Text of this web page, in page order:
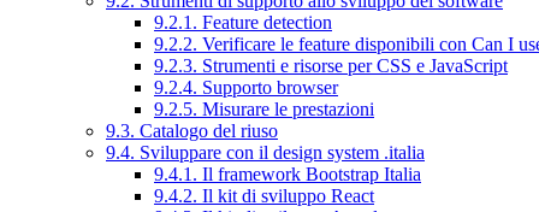
9.2.1. Feature detection
9.2.2. Verificare le feature disponibili con Can I
9.2.3. Strumenti e risorse per CSS e JavaScript
9.2.4. Supporto browser
9.2.5. Misurare le prestazioni
9.3. Catalogo del riuso
9.4. Sviluppare con il design system .italia
9.4.1. Il framework Bootstrap Italia
9.4.2. Il kit di sviluppo React